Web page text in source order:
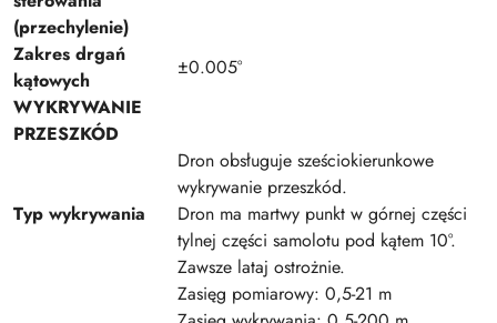
(przechylenie)
Zakres drgań
kątowych
±0.005°
WYKRYWANIE
PRZESZKÓD
Typ wykrywania
Dron obsługuje sześciokierunkowe
wykrywanie przeszkód.
Dron ma martwy punkt w górnej części
tylnej części samolotu pod kątem 10°.
Zawsze lataj ostrożnie.
Zasięg pomiarowy: 0,5-21 m